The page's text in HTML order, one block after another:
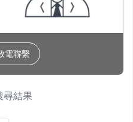
電聯繫
尋結果